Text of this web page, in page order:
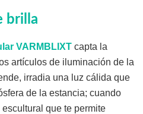
brilla
VARMBLIXT capta la
artículos de iluminación de la
irradia una luz cálida que
de la estancia; cuando
que te permite